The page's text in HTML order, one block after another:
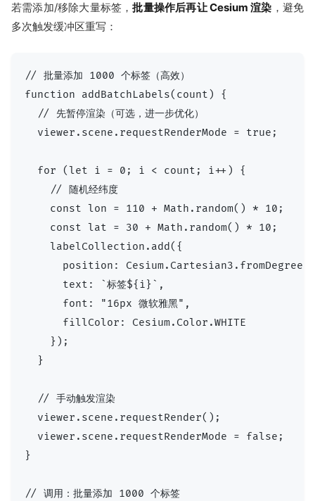
若需添加/移除大量标签，批量操作后再让 Cesium 渲染 ，避免
多次触发缓冲区重写：
// 批量添加 1000 个标签（高效）
function addBatchLabels(count) {
  // 先暂停渲染（可选，进一步优化）
  viewer.scene.requestRenderMode = true;
  for (let i = 0; i < count; i++) {
    // 随机经纬度
    const lon = 110 + Math.random() * 10;
    const lat = 30 + Math.random() * 10;
    labelCollection.add({
position:
      text: `标签${i}`,
      font: "16px 微软雅黑",
      fillColor: Cesium.Color.WHITE
    });
  }
  // 手动触发渲染
  viewer.scene.requestRender();
  viewer.scene.requestRenderMode = false;
}
// 调用：批量添加 1000 个标签